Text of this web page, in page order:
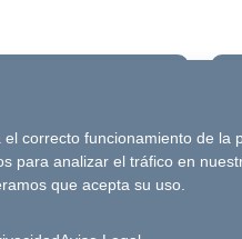
correcto funcionamiento de la
para analizar el tráfico en
que acepta su uso.
Córdoba 2017. Web